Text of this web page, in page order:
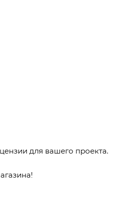
для вашего проекта.